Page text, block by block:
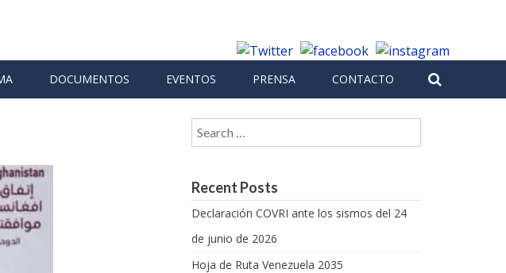
DOCUMENTOS EVENTOS PRENSA CONTACTO
Search for:
Recent Posts
Declaración COVRI ante los sismos del 24
de junio de 2026
Hoja de Ruta Venezuela 2035